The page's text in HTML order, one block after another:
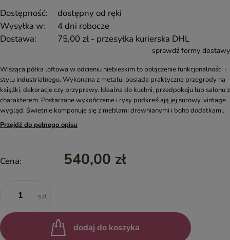
Dostępność:
dostępny od ręki
Wysyłka w:
4 dni robocze
Dostawa:
75,00 zł - przesyłka kurierska DHL
sprawdź formy dostawy
Wisząca półka loftowa w odcieniu niebieskim to połączenie funkcjonalności i
stylu industrialnego. Wykonana z metalu, posiada praktyczne przegrody na
książki, dekoracje czy przyprawy. Idealna do kuchni, przedpokoju lub salonu z
charakterem. Postarzane wykończenie i rysy podkreślają jej surowy, vintage
wygląd. Świetnie komponuje się z meblami drewnianymi i boho dodatkami.
Przejdź do pełnego opisu
Cena: 540,00 zł
szt.
dodaj do koszyka